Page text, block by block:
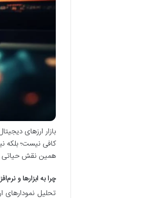
بازار ارزهای
کافی نیست؛ بلکه
همین نقش حیاتی
چرا به ابزارها و
تحلیل نمودارهای